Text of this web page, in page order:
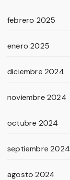
febrero 2025
enero 2025
diciembre 2024
noviembre 2024
octubre 2024
septiembre 2024
agosto 2024